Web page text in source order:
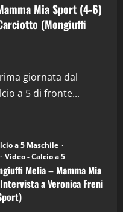
Mia Sport (4-6)
(Mongiuffi
giornata dal
a 5 di fronte...
a 5 Maschile
Video - Calcio a 5
Melia – Mamma Mia
a Veronica Freni
in Podcast: 29^ Puntata
2026)
Podcast
in Podcast: 28^ Puntata
2026)